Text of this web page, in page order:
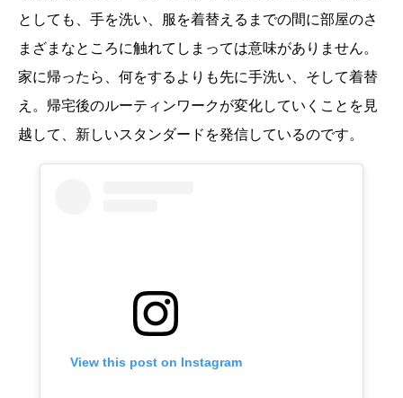
としても、手を洗い、服を着替えるまでの間に部屋のさ
まざまなところに触れてしまっては意味がありません。
家に帰ったら、何をするよりも先に手洗い、そして着替
え。帰宅後のルーティンワークが変化していくことを見
越して、新しいスタンダードを発信しているのです。
View this post on Instagram